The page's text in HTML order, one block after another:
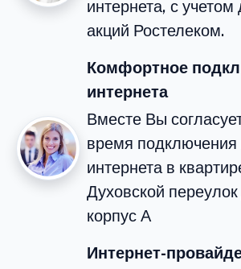
интернета, с
акций Ростелеком.
Комфортное
интернета
Вместе Вы
время подключения
интернета в
Духовской
корпус А
Интернет-